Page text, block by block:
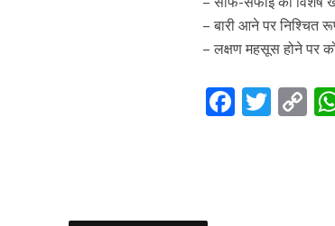
– बारी आने पर निश्चित
– लक्षण महसूस होने पर
F T C